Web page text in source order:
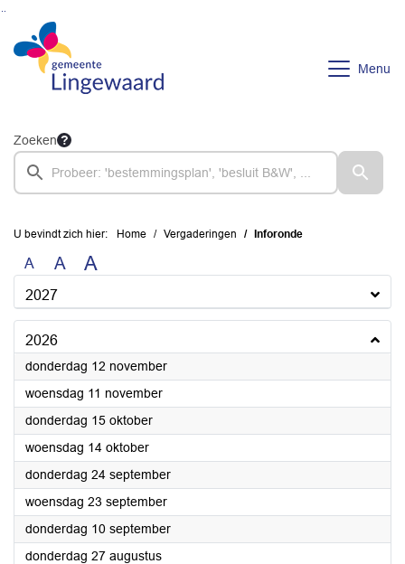
Ga naar de inhoud van deze pagina
Ga naar het zoeken
Ga naar het menu
Menu
Zoeken
U bevindt zich hier: Home Vergaderingen Inforonde
A A A
2027
2026
donderdag 12 november2026
woensdag 11 november2026
donderdag 15 oktober2026
woensdag 14 oktober2026
donderdag 24 september2026
woensdag 23 september2026
donderdag 10 september2026
donderdag 27 augustus2026